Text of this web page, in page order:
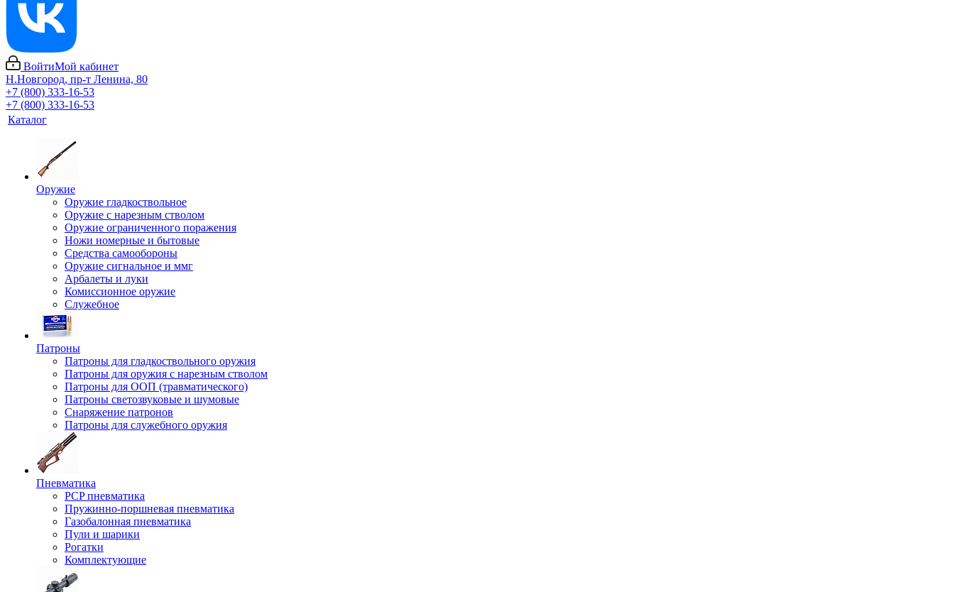
ВойтиМой кабинет
Н.Новгород, пр-т Ленина, 80
+7 (800) 333-16-53
+7 (800) 333-16-53
Каталог
Оружие
Оружие гладкоствольное
Оружие с нарезным стволом
Оружие ограниченного поражения
Ножи номерные и бытовые
Средства самообороны
Оружие сигнальное и ммг
Арбалеты и луки
Комиссионное оружие
Служебное
Патроны
Патроны для гладкоствольного оружия
Патроны для оружия с нарезным стволом
Патроны для ООП (травматического)
Патроны светозвуковые и шумовые
Снаряжение патронов
Патроны для служебного оружия
Пневматика
PCP пневматика
Пружинно-поршневая пневматика
Газобалонная пневматика
Пули и шарики
Рогатки
Комплектующие